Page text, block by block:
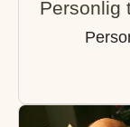
Personlig